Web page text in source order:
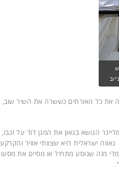
את כל האורחים כששרה את השיר שוב,
הנושא בגאון את המגן דוד על זנבו,
ישראלית היא שצוותי אוויר
מזה שנוסע מתחיל או מסיים את